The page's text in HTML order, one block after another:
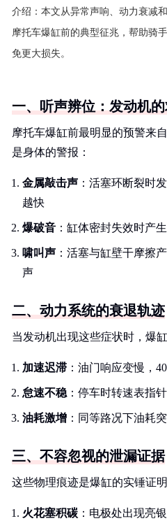
介绍： 本文从异常声响、动力衰减
摩托车爆缸前的典型征兆，帮助骑
免更大损失。
一、听声辨位：发动机
摩托车爆缸前最明显的预警来
是身体的警报：
金属敲击声 ：活塞环断裂时
越快
爆破音 ：缸体密封失效时产
啸叫声 ：活塞与缸壁干摩擦
声
二、动力系统的衰退轨迹
当发动机出现这些症状时，爆
加速迟滞 ：油门响应变慢，
怠速不稳 ：停车时转速表指
油耗激增 ：同等路况下油耗
三、不容忽视的泄漏证据
这些物理痕迹是爆缸的实锤证明
火花塞积碳 ：电极处出现亮